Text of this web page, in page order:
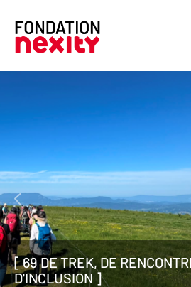
[ 69 DE TREK, DE
D'INCLUSION ]